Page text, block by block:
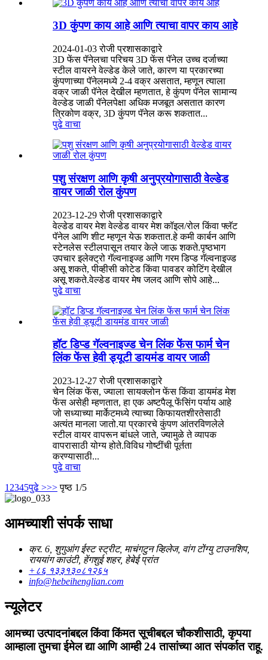
3D कुंपण काय आहे आणि त्याचा वापर काय आहे
2024-01-03 रोजी प्रशासकाद्वारे
3D फेंस पॅनेलचा परिचय 3D फेंस पॅनेल उच्च दर्जाच्या
स्टील वायरने वेल्डेड केले जाते, कारण या प्रकारच्या
कुंपणाच्या पॅनेलमध्ये 2-4 वक्र असतात, म्हणून त्याला
वक्र जाळी पॅनेल देखील म्हणतात, हे कुंपण पॅनेल सामान्य
वेल्डेड जाळी पॅनेलपेक्षा अधिक मजबूत असतात कारण
त्रिकोण वक्र, 3D कुंपण पॅनेल करू शकतात...
पुढे वाचा
पशु संरक्षण आणि कृषी अनुप्रयोगासाठी वेल्डेड
वायर जाळी रोल कुंपण
2023-12-29 रोजी प्रशासकाद्वारे
वेल्डेड वायर मेश वेल्डेड वायर मेश कॉइल/रोल किंवा फ्लॅट
पॅनेल आणि शीट म्हणून येऊ शकतात.हे कमी कार्बन आणि
स्टेनलेस स्टीलपासून तयार केले जाऊ शकते.पृष्ठभाग
उपचार इलेक्ट्रो गॅल्वनाइज्ड आणि गरम डिप्ड गॅल्वनाइज्ड
असू शकते, पीव्हीसी कोटेड किंवा पावडर कोटिंग देखील
असू शकते.वेल्डेड वायर मेष जलद आणि सोपे आहे...
पुढे वाचा
हॉट डिप्ड गॅल्वनाइज्ड चेन लिंक फेंस फार्म चेन
लिंक फेंस हेवी ड्यूटी डायमंड वायर जाळी
2023-12-27 रोजी प्रशासकाद्वारे
चेन लिंक फेंस, ज्याला सायक्लोन फेंस किंवा डायमंड मेश
फेंस असेही म्हणतात, हा एक अष्टपैलू फेंसिंग पर्याय आहे
जो सध्याच्या मार्केटमध्ये त्याच्या किफायतशीरतेसाठी
अत्यंत मानला जातो.या प्रकारचे कुंपण आंतरविणलेले
स्टील वायर वापरून बांधले जाते, ज्यामुळे ते व्यापक
वापरासाठी योग्य होते.विविध गोष्टींची पूर्तता
करण्यासाठी...
पुढे वाचा
1 2345पुढे >>> पृष्ठ 1/5
आमच्याशी संपर्क साधा
क्र. 6, शुगुआंग ईस्ट स्ट्रीट, माचंगटुन व्हिलेज, वांग टोंग्यु टाउनशिप,
राययांग काउंटी, हेंगशुई शहर, हेबेई प्रांत
+८६ १३३१३०८१२६५
info@hebeihenglian.com
न्यूलेटर
आमच्या उत्पादनांबद्दल किंवा किंमत सूचीबद्दल चौकशीसाठी, कृपया
आम्हाला तुमचा ईमेल द्या आणि आम्ही 24 तासांच्या आत संपर्कात राहू.